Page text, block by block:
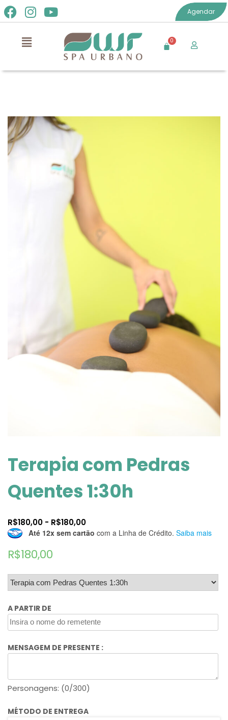
Agendar
Terapia com Pedras
Quentes 1:30h
R$180,00 - R$180,00
Até 12x sem cartão com a Linha de Crédito. Saiba mais
R$180,00
A PARTIR DE
MENSAGEM DE PRESENTE :
Personagens: (0/300)
MÉTODO DE ENTREGA